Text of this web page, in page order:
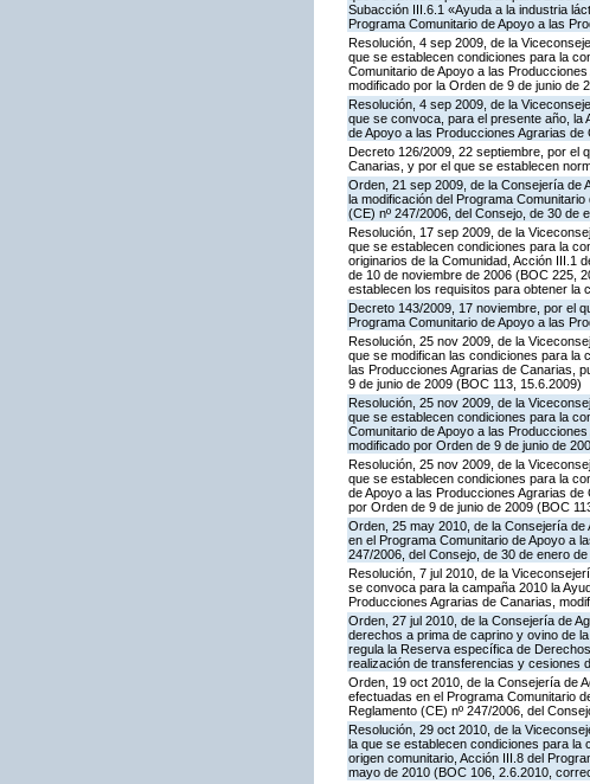
Subacción III.6.1 «Ayuda a la industria
Programa Comunitario de Apoyo a las
Resolución, 4 sep 2009, de la
que se establecen condiciones para la
Comunitario de Apoyo a las
modificado por la Orden de 9 de junio de
Resolución, 4 sep 2009, de la
que se convoca, para el presente año, la
de Apoyo a las Producciones Agrarias
Decreto 126/2009, 22 septiembre, por
Canarias, y por el que se establecen
Orden, 21 sep 2009, de la Consejería de
la modificación del Programa
(CE) nº 247/2006, del Consejo, de 30 de
Resolución, 17 sep 2009, de la
que se establecen condiciones para la
originarios de la Comunidad, Acción III.1
de 10 de noviembre de 2006 (BOC 225,
establecen los requisitos para obtener la
Decreto 143/2009, 17 noviembre, por el
Programa Comunitario de Apoyo a las
Resolución, 25 nov 2009, de la
que se modifican las condiciones para la
las Producciones Agrarias de Canarias,
9 de junio de 2009 (BOC 113, 15.6.2009)
Resolución, 25 nov 2009, de la
que se establecen condiciones para la
Comunitario de Apoyo a las
modificado por Orden de 9 de junio de
Resolución, 25 nov 2009, de la
que se establecen condiciones para la
de Apoyo a las Producciones Agrarias
por Orden de 9 de junio de 2009 (BOC
Orden, 25 may 2010, de la Consejería
en el Programa Comunitario de Apoyo a
247/2006, del Consejo, de 30 de enero
Resolución, 7 jul 2010, de la
se convoca para la campaña 2010 la
Producciones Agrarias de Canarias,
Orden, 27 jul 2010, de la Consejería de
derechos a prima de caprino y ovino de
regula la Reserva específica de
realización de transferencias y cesiones
Orden, 19 oct 2010, de la Consejería de
efectuadas en el Programa Comunitario
Reglamento (CE) nº 247/2006, del
Resolución, 29 oct 2010, de la
la que se establecen condiciones para
origen comunitario, Acción III.8 del
mayo de 2010 (BOC 106, 2.6.2010,